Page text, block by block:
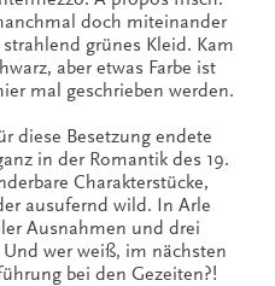
doch miteinander
grünes Kleid. Kam
aber etwas Farbe ist
mal geschrieben werden.
diese Besetzung endete
in der Romantik des 19.
Charakterstücke,
ausufernd wild. In Arle
Ausnahmen und drei
wer weiß, im nächsten
bei den Gezeiten?!